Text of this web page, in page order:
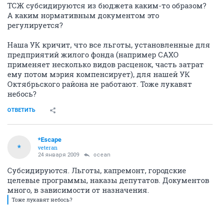
ТСЖ субсидируются из бюджета каким-то образом?
А каким нормативным документом это
регулируется?
Наша УК кричит, что все льготы, установленные для
предприятий жилого фонда (например САХО
применяет несколько видов расценок, часть затрат
ему потом мэрия компенсирует), для нашей УК
Октябрьского района не работают. Тоже лукавят
небось?
ОТВЕТИТЬ
*
*Escape
veteran
24 января 2009 ocean
Субсидируются. Льготы, капремонт, городские
целевые программы, наказы депутатов. Документов
много, в зависимости от назначения.
Тоже лукавят небось?